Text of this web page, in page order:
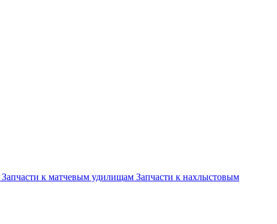
Запчасти к матчевым удилищам Запчасти к нахлыстовым